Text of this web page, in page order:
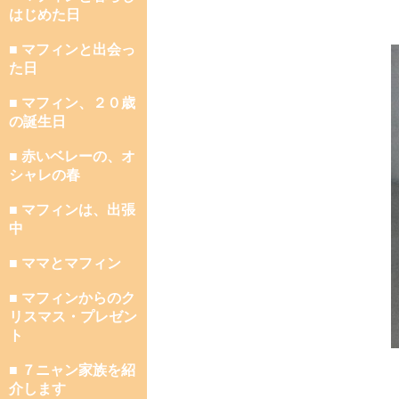
はじめた日
■ マフィンと出会っ
た日
■ マフィン、２０歳
の誕生日
■ 赤いベレーの、オ
シャレの春
■ マフィンは、出張
中
■ ママとマフィン
■ マフィンからのク
リスマス・プレゼン
ト
■ ７ニャン家族を紹
介します